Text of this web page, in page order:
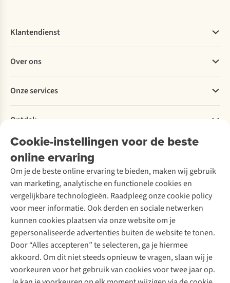
Cookie-instellingen voor de beste
online ervaring
Om je de beste online ervaring te bieden, maken wij gebruik
van marketing, analytische en functionele cookies en
vergelijkbare technologieën. Raadpleeg onze cookie policy
voor meer informatie. Ook derden en sociale netwerken
kunnen cookies plaatsen via onze website om je
gepersonaliseerde advertenties buiten de website te tonen.
Door “Alles accepteren” te selecteren, ga je hiermee
akkoord. Om dit niet steeds opnieuw te vragen, slaan wij je
voorkeuren voor het gebruik van cookies voor twee jaar op.
Klantendienst
Bestellen
Betalen
Levering
Retourneren
Bestelling herroepen
Garantie
Contact
Over ons
Explore More
Verantwoord ondernemen
Over Ayacucho
Onze winkels
Over A.S.Adventure
Toegankelijkheidsverklaring
Onze services
Ski-onderhoud
Wasservice
Schoenonderhoud
Schoenherstelling
Kledingherstelling
Retouches
Voor bedrijven
Ontdek
A.S.Magazine
Podcast
Explore Academy
Explore Camp
Gear Check
Inspiratie & advies
Meld je aan voor de nieuwsbrief
Follow us